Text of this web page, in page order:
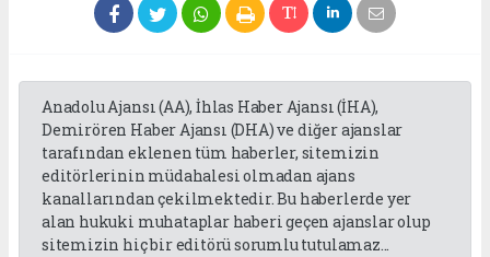
Anadolu Ajansı (AA), İhlas Haber Ajansı (İHA),
Demirören Haber Ajansı (DHA) ve diğer ajanslar
tarafından eklenen tüm haberler, sitemizin
editörlerinin müdahalesi olmadan ajans
kanallarından çekilmektedir. Bu haberlerde yer
alan hukuki muhataplar haberi geçen ajanslar olup
sitemizin hiç bir editörü sorumlu tutulamaz...